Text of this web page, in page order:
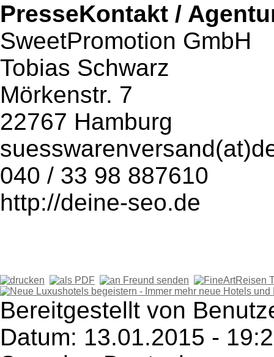
PresseKontakt /
SweetPromotion GmbH
Tobias Schwarz
Mörkenstr. 7
22767 Hamburg
040 / 33 98 887610
http://deine-seo.de
Bereitgestellt von
Datum: 13.01.2015 -